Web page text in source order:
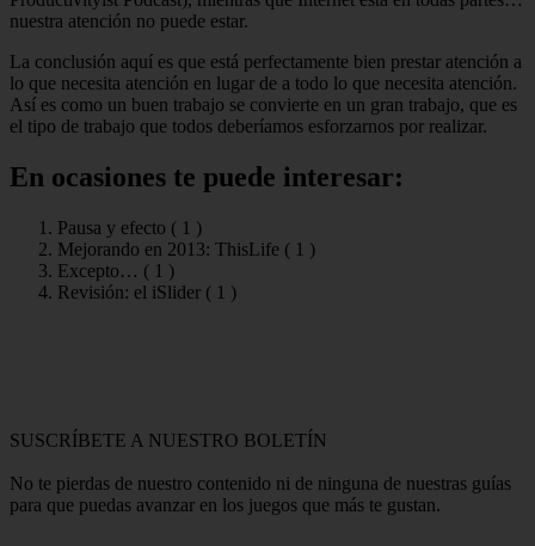
nuestra atención no puede estar.
La conclusión aquí es que está perfectamente bien prestar atención a
lo que necesita atención en lugar de a todo lo que necesita atención.
Así es como un buen trabajo se convierte en un gran trabajo, que es
el tipo de trabajo que todos deberíamos esforzarnos por realizar.
En ocasiones te puede interesar:
Pausa y efecto ( 1 )
Mejorando en 2013: ThisLife ( 1 )
Excepto… ( 1 )
Revisión: el iSlider ( 1 )
SUSCRÍBETE A NUESTRO BOLETÍN
No te pierdas de nuestro contenido ni de ninguna de nuestras guías
para que puedas avanzar en los juegos que más te gustan.